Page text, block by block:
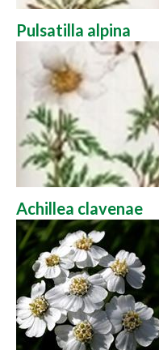
Pulsatilla alpina
Achillea clavenae